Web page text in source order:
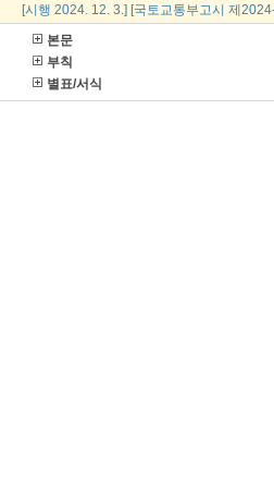
[시행 2024. 12. 3.] [국토교통부고시 제
본문
부칙
별표/서식